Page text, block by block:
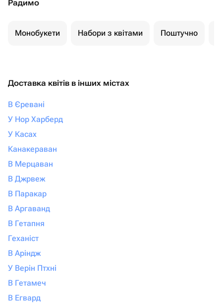
Радимо
Монобукети Набори з квітами Поштучно
Доставка квітів в інших містах
В Єревані
У Нор Харберд
У Касах
Канакераван
В Мерцаван
В Джрвеж
В Паракар
В Аргаванд
В Гетапня
Геханіст
В Аріндж
У Верін Птхні
В Гетамеч
В Егвард